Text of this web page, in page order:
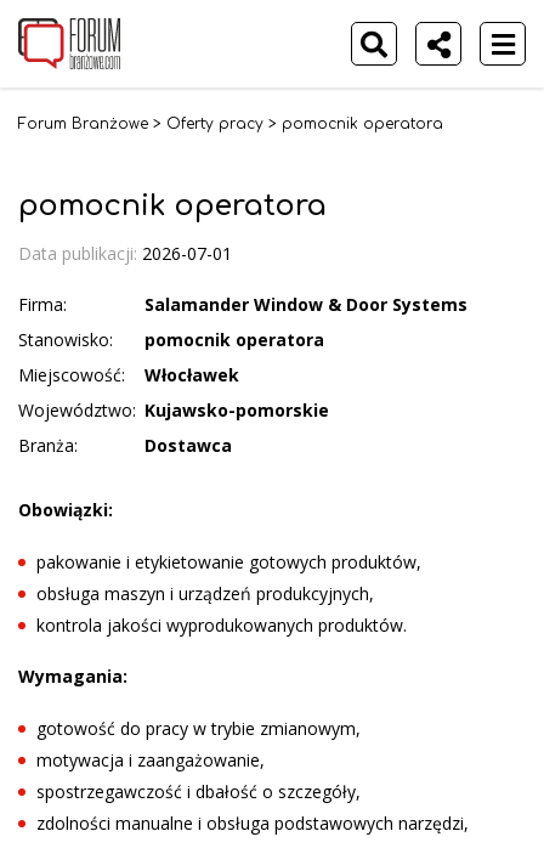
Forum Branżowe > Oferty pracy > pomocnik operatora
pomocnik operatora
Data publikacji: 2026-07-01
Firma:
Salamander Window & Door Systems
Stanowisko:
pomocnik operatora
Miejscowość:
Włocławek
Województwo: Kujawsko-pomorskie
Branża:
Dostawca
Obowiązki:
pakowanie i etykietowanie gotowych produktów,
obsługa maszyn i urządzeń produkcyjnych,
kontrola jakości wyprodukowanych produktów.
Wymagania:
gotowość do pracy w trybie zmianowym,
motywacja i zaangażowanie,
spostrzegawczość i dbałość o szczegóły,
zdolności manualne i obsługa podstawowych narzędzi,